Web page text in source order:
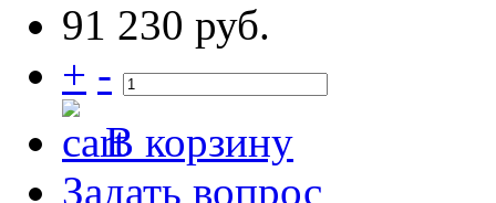
91 230 руб.
+ -
В корзину
Задать вопрос